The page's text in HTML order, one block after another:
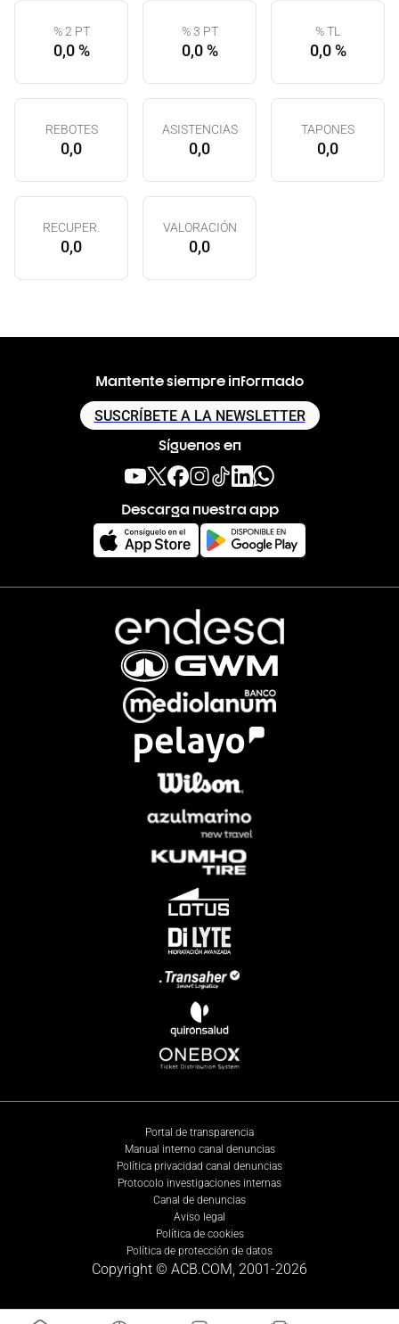
% 2 PT
0,0 %
% 3 PT
0,0 %
% TL
0,0 %
REBOTES
0,0
ASISTENCIAS
0,0
TAPONES
0,0
RECUPER.
0,0
VALORACIÓN
0,0
Mantente siempre informado
SUSCRÍBETE A LA NEWSLETTER
Síguenos en
Descarga nuestra app
Portal de transparencia
Manual interno canal denuncias
Política privacidad canal denuncias
Protocolo investigaciones internas
Canal de denuncias
Aviso legal
Política de cookies
Política de protección de datos
Copyright © ACB.COM, 2001-2026